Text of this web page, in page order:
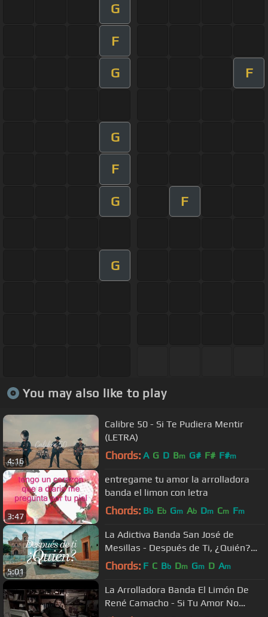
G
F
G F
G
F
G F
G
You may also like to play
4:16
Calibre 50 - Si Te Pudiera Mentir
(LETRA)
Chords: A G D Bm G# F# F#m
3:47
entregame tu amor la arrolladora
banda el limon con letra
Chords: Bb Eb Gm Ab Dm Cm Fm
5:01
La Adictiva Banda San José de
Mesillas - Después de Ti, ¿Quién?
(Video Oficial)
Chords: F C Bb Dm Gm D Am
La Arrolladora Banda El Limón De
René Camacho - Si Tu Amor No